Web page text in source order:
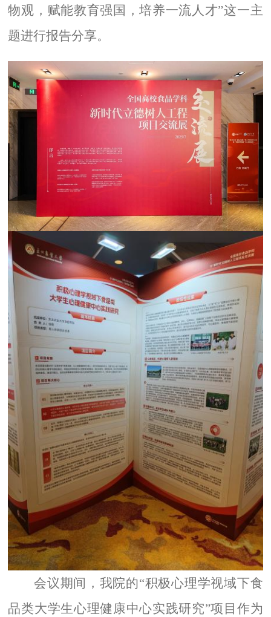
物观，赋能教育强国，培养一流人才”这一主
题进行报告分享。
会议期间，我院的“积极心理学视域下食
品类大学生心理健康中心实践研究”项目作为